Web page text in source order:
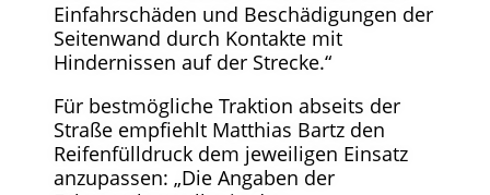
Einfahrschäden und Beschädigungen der
Seitenwand durch Kontakte mit
Hindernissen auf der Strecke.“
Für bestmögliche Traktion abseits der
Straße empfiehlt Matthias Bartz den
Reifenfülldruck dem jeweiligen Einsatz
anzupassen: „Die Angaben der